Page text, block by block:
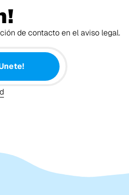
de contacto en el aviso legal.